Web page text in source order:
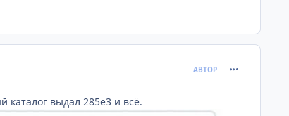
АВТОР
каталог выдал 285е3 и всё.